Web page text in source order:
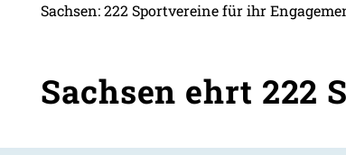
Sachsen: 222 Sportvereine für ihr
Sachsen ehrt 222